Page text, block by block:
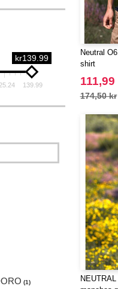
kr139.99
139.99
(1)
Neutral
shirt
174,50 kr